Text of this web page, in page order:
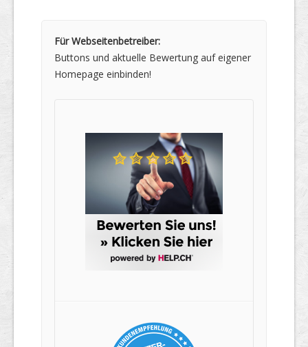
Für Webseitenbetreiber:
Buttons und aktuelle Bewertung auf eigener
Homepage einbinden!